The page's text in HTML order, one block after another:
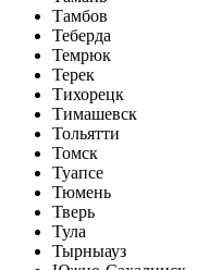
Тамбов
Теберда
Темрюк
Терек
Тихорецк
Тимашевск
Тольятти
Томск
Туапсе
Тюмень
Тверь
Тула
Тырныауз